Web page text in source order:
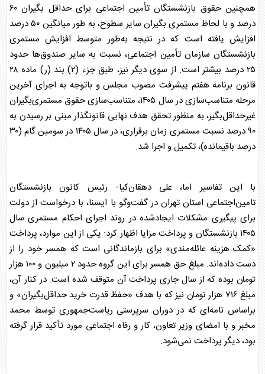
همچنین حقوق بازنشستگان
تأمین اجتماعی برای حداقل بگیران ۶۰
درصد و با لحاظ مستمری بگیران سایر سطوح، به طور میانگین ۵۰ درصد
افزایش یافته است که در نتیجه به‌طور متوسط افزایش مستمری
بازنشستگان سازمان تأمین اجتماعی، نسبت به سایر صندوق‌ها حدود
۲۵ درصد بیشتر است. از سوی دیگر نیز، طبق جزء (۲) بند (ر) ماده ۲۸
قانون برنامه هفتم پیشرفت مصوب مجلس و باتوجه به اجرای آخرین
مرحله متناسب‌سازی در سال ۱۴۰۵، متناسب‌سازی حقوق مستمری‌بگیران
غیرحداقل‌بگیر، به منظور تحقق هدف نهایی قانونگذار مبنی بر رسیدن به
۹۰ درصد نسبت مستمری زمان برقراری، در سال ۱۴۰۵ در سومین گام (۳۰
درصد باقیمانده)، تکمیل و اجرا شد.
با این تفاسیر اما، علی دهقان‌کیا- رئیس کانون بازنشستگان
تامین‌اجتماعی استان تهران در گفت‌وگو با ایسنا، با درخواست از دولت
برای پیگیری مشکلات ایجادشده در روند اجرای احکام مستمری سال
۱۴۰۵ بازنشستگان و پرداخت مزایا اظهار کرد: یکی از این موارد، پرداخت
«کمک هزینه عائله‌مندی» برای بازماندگانی است که همسر خود را از
دست داده‌اند. مبلغ حق همسر برای این گروه حدود ۲ میلیون و ۱۰۰ هزار
تومان بوده که از سال جاری پرداخت آن متوقف شده است. در کنار آن،
مبلغ ۷۱۶ هزار تومان نیز که با هدف «حفظ قدرت خرید حداقل‌بگیران» و
براساس نامه‌ای که در دوران سرپرستی ریاست‌جمهوری توسط محمد
مخبر و با امضای وزیر تعاون، کار و رفاه اجتماعی مورد تأکید قرار گرفته
بود، دیگر پرداخت نمی‌شود.